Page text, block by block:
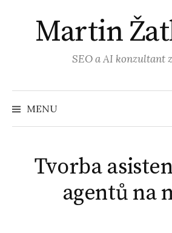
obsahuMartin
SEO a AI konzultant
MENU
Tvorba
agentů na